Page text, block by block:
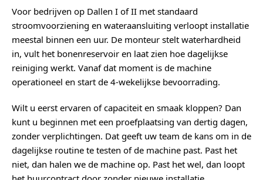
Voor bedrijven op Dallen I of II met standaard
stroomvoorziening en wateraansluiting verloopt installatie
meestal binnen een uur. De monteur stelt waterhardheid
in, vult het bonenreservoir en laat zien hoe dagelijkse
reiniging werkt. Vanaf dat moment is de machine
operationeel en start de 4-wekelijkse bevoorrading.
Wilt u eerst ervaren of capaciteit en smaak kloppen? Dan
kunt u beginnen met een proefplaatsing van dertig dagen,
zonder verplichtingen. Dat geeft uw team de kans om in de
dagelijkse routine te testen of de machine past. Past het
niet, dan halen we de machine op. Past het wel, dan loopt